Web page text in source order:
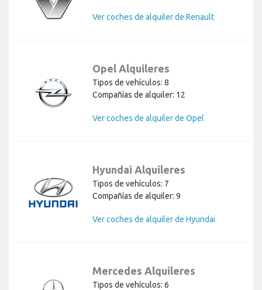
Ver coches de alquiler de Renault
Opel Alquileres
Tipos de vehículos: 8
Compañías de alquiler: 12
Ver coches de alquiler de Opel
Hyundai Alquileres
Tipos de vehículos: 7
Compañías de alquiler: 9
Ver coches de alquiler de Hyundai
Mercedes Alquileres
Tipos de vehículos: 6